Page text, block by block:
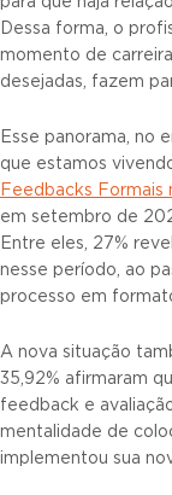
Dessa forma, o
momento de
desejadas, fazem
Esse panorama, no
que estamos
Feedbacks Formais
em setembro de
Entre eles, 27%
nesse período, ao
processo em
A nova situação
35,92% afirmaram
feedback e
mentalidade de
implementou sua